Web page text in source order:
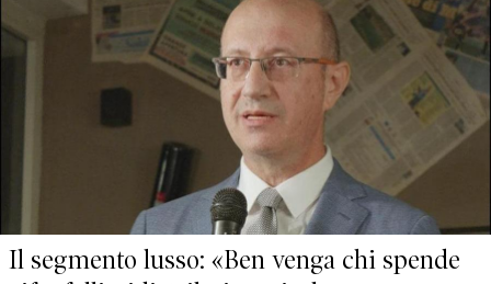
Il segmento lusso: «Ben venga chi spende